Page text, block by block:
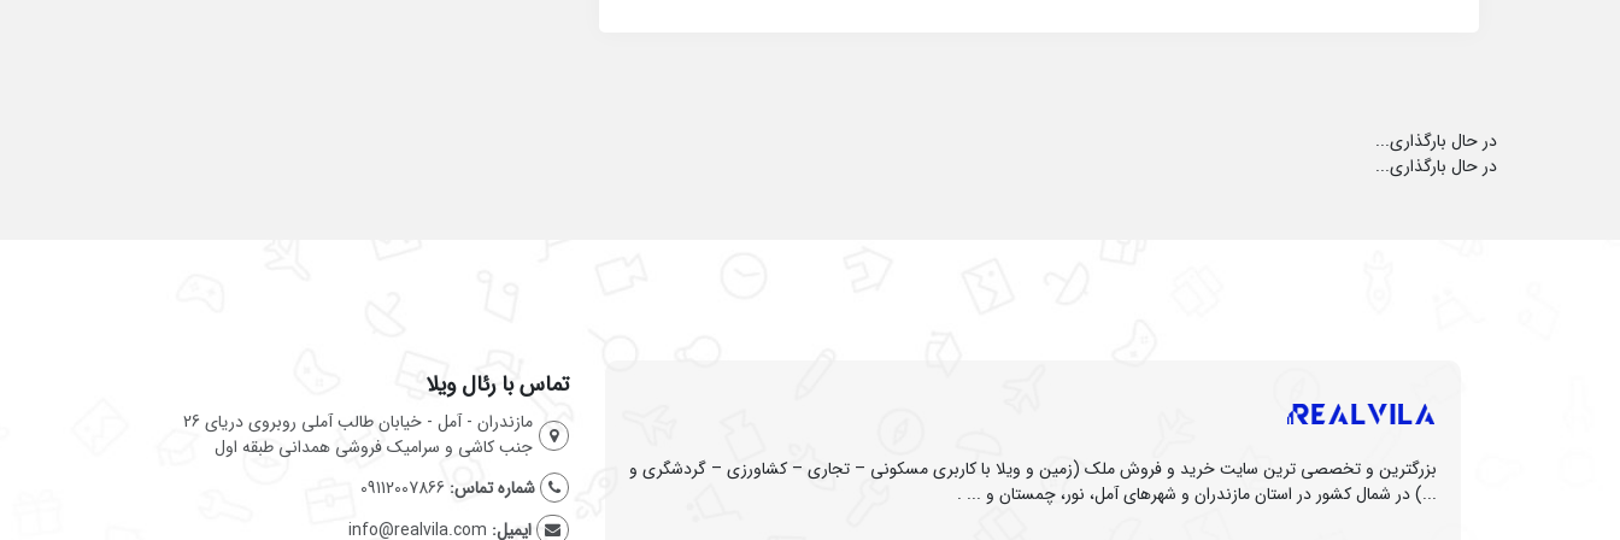
در حال بارگذاری...
در حال بارگذاری...
بزرگترین و تخصصی ترین سایت خرید و فروش ملک (زمین و ویلا با کاربری مسکونی – تجاری – کشاورزی – گردشگری و
...) در شمال کشور در استان مازندران و شهرهای آمل، نور، چمستان و ... .
تماس با رئال ویلا
مازندران - آمل - خیابان طالب آملی روبروی دریای 26
جنب کاشی و سرامیک فروشی همدانی طبقه اول
شماره تماس: 09112007866
ایمیل: info@realvila.com